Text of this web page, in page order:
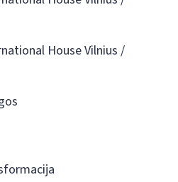
House Vilnius /